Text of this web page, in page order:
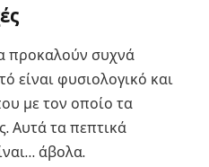
προκαλούν συχνά
είναι φυσιολογικό και
με τον οποίο τα
Αυτά τα πεπτικά
άβολα.